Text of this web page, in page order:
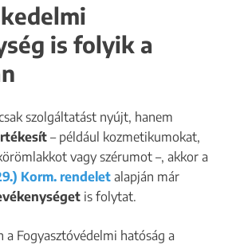
is folyik a
szolgáltatást nyújt, hanem
– például kozmetikumokat,
vagy szérumot –, akkor a
Korm. rendelet alapján már
is folytat.
a Fogyasztóvédelmi hatóság a